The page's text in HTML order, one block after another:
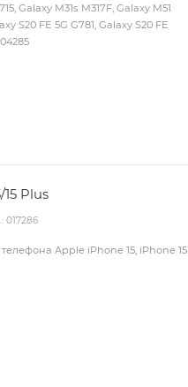
Galaxy M31s M317F, Galaxy M51
S20 FE 5G G781, Galaxy S20 FE
Plus
017286
Apple iPhone 15, iPhone 15